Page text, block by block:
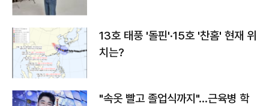
13호 태풍 '돌핀'·15호 '찬홈' 현재 위
치는?
"속옷 빨고 졸업식까지"…근육병 학